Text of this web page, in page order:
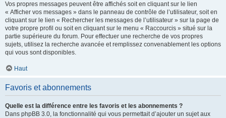
Vos propres messages peuvent être affichés soit en cliquant sur le lien
« Afficher vos messages » dans le panneau de contrôle de l’utilisateur, soit en
cliquant sur le lien « Rechercher les messages de l’utilisateur » sur la page de
votre propre profil ou soit en cliquant sur le menu « Raccourcis » situé sur la
partie supérieure du forum. Pour effectuer une recherche de vos propres
sujets, utilisez la recherche avancée et remplissez convenablement les options
qui vous sont disponibles.
Haut
Favoris et abonnements
Quelle est la différence entre les favoris et les abonnements ?
Dans phpBB 3.0, la fonctionnalité qui vous permettait d’ajouter un sujet aux